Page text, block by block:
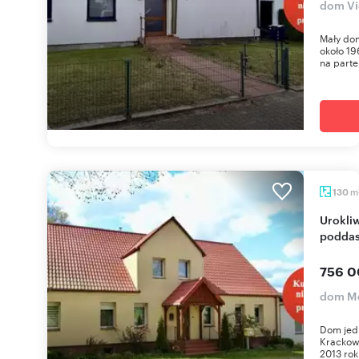
dom
Mały
około
na
130 m
Urokliwy dom z odnowionym wnętrzem i dużym
756
dom
Dom
2013